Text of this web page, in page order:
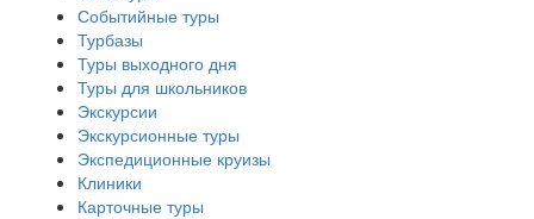
Событийные туры
Турбазы
Туры выходного дня
Туры для школьников
Экскурсии
Экскурсионные туры
Экспедиционные круизы
Клиники
Карточные туры